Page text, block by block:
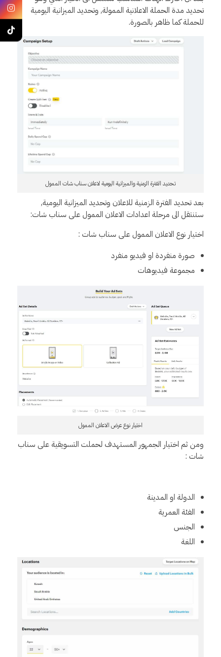
تحديد مدة الحملة الاعلانية الممولة, وتحديد الميزانية اليومية
للحملة كما ظاهر بالصورة.
تحديد الفترة الزمنية والميزانية اليومية لاعلان سناب شات الممول
بعد تحديد الفترة الزمنية للاعلان وتحديد الميزانية اليومية,
ستنتقل الى مرحلة اعدادات الاعلان الممول على سناب شات:
اختيار نوع الاعلان الممول على سناب شات :
صورة منفردة او فيديو منفرد
مجموعة فيديوهات
اختيار نوع عرض الاعلان الممول
ومن ثم اختيار الجمهور المستهدف لحملت التسويقية على سناب
شات :
الدولة او المدينة
الفئة العمرية
الجنس
اللغة